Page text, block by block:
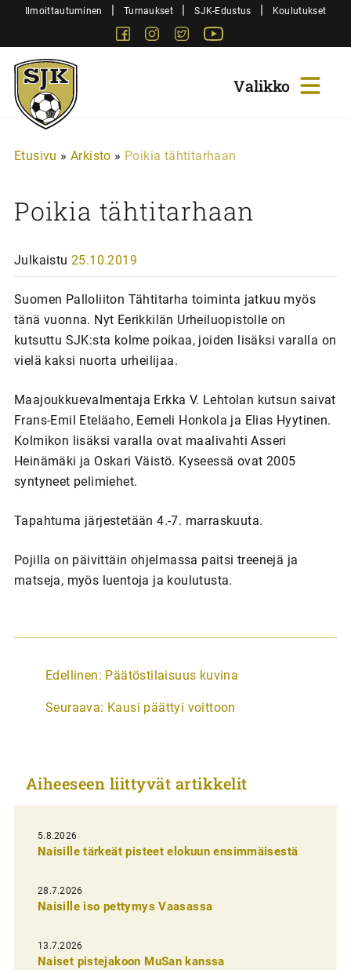
SiirryIlmoittautuminen | Turnaukset | SJK-Edustus | Koulutukset
FacebookInstagram
Twitter
Sjk-
Juniorit
Etusivu » Arkisto » Poikia tähtitarhaan
Poikia tähtitarhaan
Julkaistu 25.10.2019
Suomen Palloliiton Tähtitarha toiminta jatkuu myös
tänä vuonna. Nyt Eerikkilän Urheiluopistolle on
kutsuttu SJK:sta kolme poikaa, joiden lisäksi varalla on
vielä kaksi nuorta urheilijaa.
Maajoukkuevalmentaja Erkka V. Lehtolan kutsun saivat
Frans-Emil Eteläaho, Eemeli Honkola ja Elias Hyytinen.
Kolmikon lisäksi varalla ovat maalivahti Asseri
Heinämäki ja Oskari Väistö. Kyseessä ovat 2005
syntyneet pelimiehet.
Tapahtuma järjestetään 4.-7. marraskuuta.
Pojilla on päivittäin ohjelmassa paitsi treenejä ja
matseja, myös luentoja ja koulutusta.
A
t
k
e
l
i
e
n
e
Edellinen: Päätöstilaisuus kuvina
Seuraava: Kausi päättyi voittoon
Aiheeseen liittyvät artikkelit
5.8.2026
Naisille tärkeät pisteet elokuun ensimmäisestä
28.7.2026
Naisille iso pettymys Vaasassa
13.7.2026
Naiset pistejakoon MuSan kanssa